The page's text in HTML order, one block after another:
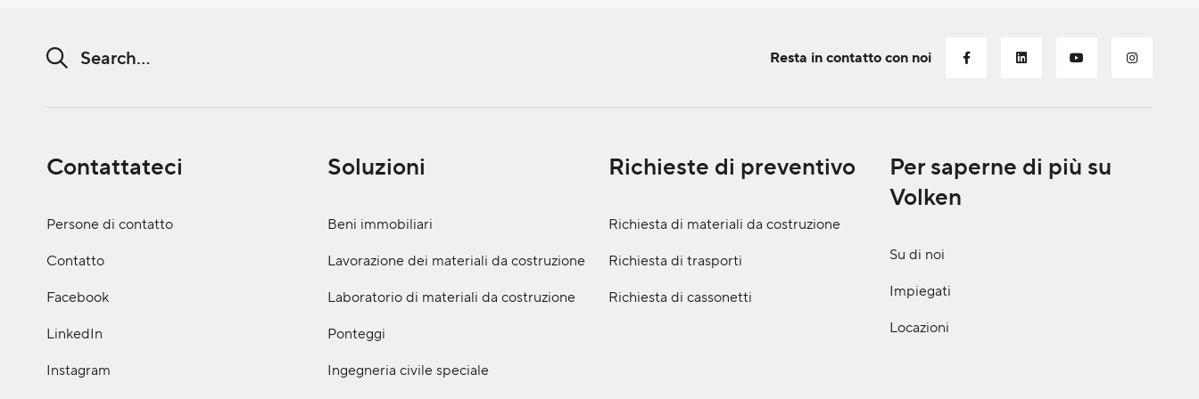
Search string (at lest 3 signs) Resta in contatto con noi
Contattateci
Persone di contatto
Contatto
Facebook
LinkedIn
Instagram
Soluzioni
Beni immobiliari
Lavorazione dei materiali da costruzione
Laboratorio di materiali da costruzione
Ponteggi
Ingegneria civile speciale
Richieste di preventivo
Richiesta di materiali da costruzione
Richiesta di trasporti
Richiesta di cassonetti
Per saperne di più su
Volken
Su di noi
Impiegati
Locazioni